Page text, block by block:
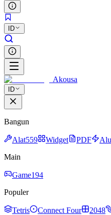
ID
Akousa
ID
Bangun
Alat559 Widget PDF
Main
Game194
Populer
Tetris Connect Four 2048